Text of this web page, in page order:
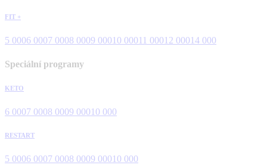
FIT +
5 0006 0007 0008 0009 00010 00011 00012 00014 000
Speciální programy
KETO
6 0007 0008 0009 00010 000
RESTART
5 0006 0007 0008 0009 00010 000